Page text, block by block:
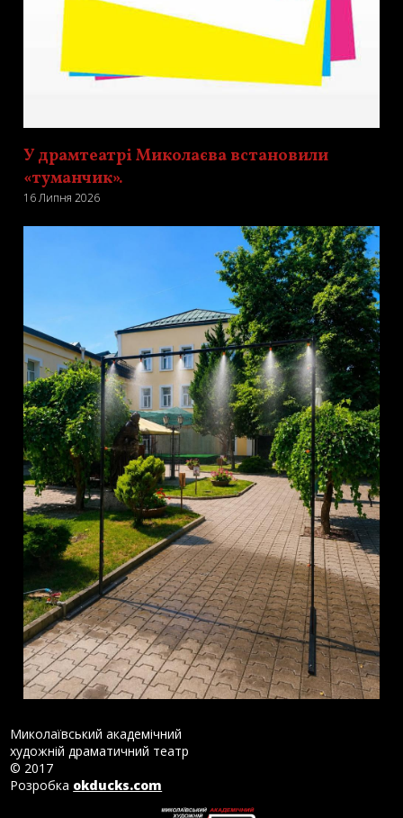
У драмтеатрі Миколаєва встановили
«туманчик».
16 Липня 2026
Миколаївський академічний
художній драматичний театр
© 2017
Розробка okducks.com